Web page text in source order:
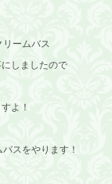
ームバス
しましたので
よ！
スをやります！